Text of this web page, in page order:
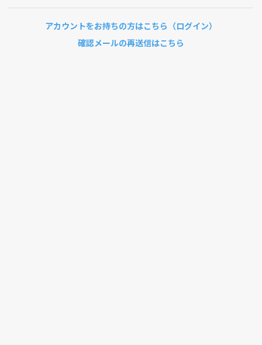
アカウントをお持ちの方はこちら（ログイン）
確認メールの再送信はこちら